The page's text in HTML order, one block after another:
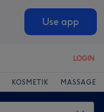
Use app
LOGIN
KOSMETIK MASSAGE